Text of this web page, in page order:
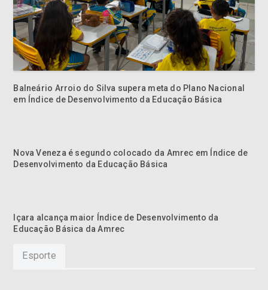
Balneário Arroio do Silva supera meta do Plano Nacional
em Índice de Desenvolvimento da Educação Básica
Nova Veneza é segundo colocado da Amrec em Índice de
Desenvolvimento da Educação Básica
Içara alcança maior Índice de Desenvolvimento da
Educação Básica da Amrec
Esporte